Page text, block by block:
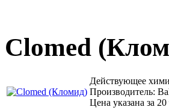
Clomed
Действующее
Производитель:
Цена указана за